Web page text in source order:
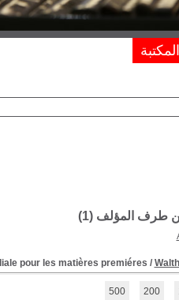
من طرف المؤلف (1
)
pour les matières premiéres /
200
500